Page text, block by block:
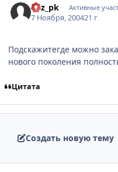
Rez_pk Активные
7 Ноября, 200421 г
Подскажитегде можно
нового поколения
Цитата
Создать новую тему